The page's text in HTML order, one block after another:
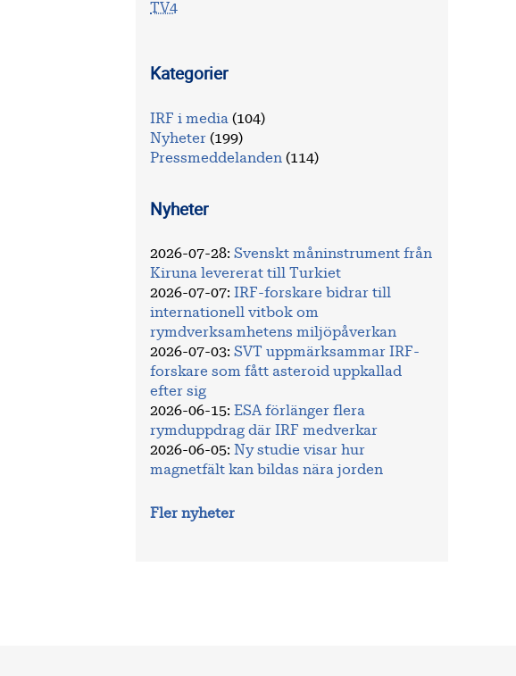
TV4
Kategorier
IRF i media (104)
Nyheter (199)
Pressmeddelanden (114)
Nyheter
2026-07-28: Svenskt måninstrument från
Kiruna levererat till Turkiet
2026-07-07:
IRF-forskare bidrar till
internationell vitbok om
rymdverksamhetens miljöpåverkan
2026-07-03: SVT uppmärksammar IRF-
forskare som fått asteroid uppkallad
efter sig
2026-06-15: ESA förlänger flera
rymduppdrag där IRF medverkar
2026-06-05: Ny studie visar hur
magnetfält kan bildas nära jorden
Fler nyheter